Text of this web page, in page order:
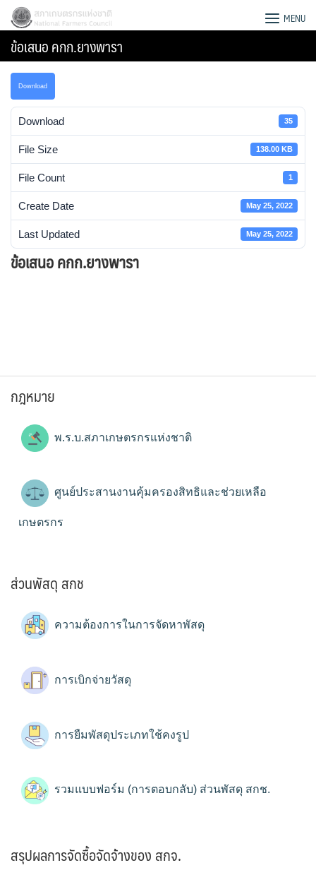
Skip
content
Search
สภาเกษตรกรแห่งชาติ MENU
ข้อเสนอ คกก.ยางพารา
Download
Download 35
File Size 138.00 KB
File Count 1
Create Date May 25, 2022
Last Updated May 25, 2022
ข้อเสนอ คกก.ยางพารา
กฎหมาย
พ.ร.บ.สภาเกษตรกรแห่งชาติ
ศูนย์ประสานงานคุ้มครองสิทธิและช่วยเหลือ
เกษตรกร
ส่วนพัสดุ สกช
ความต้องการในการจัดหาพัสดุ
การเบิกจ่ายวัสดุ
การยืมพัสดุประเภทใช้คงรูป
รวมแบบฟอร์ม (การตอบกลับ) ส่วนพัสดุ สกช.
สรุปผลการจัดซื้อจัดจ้างของ สกจ.